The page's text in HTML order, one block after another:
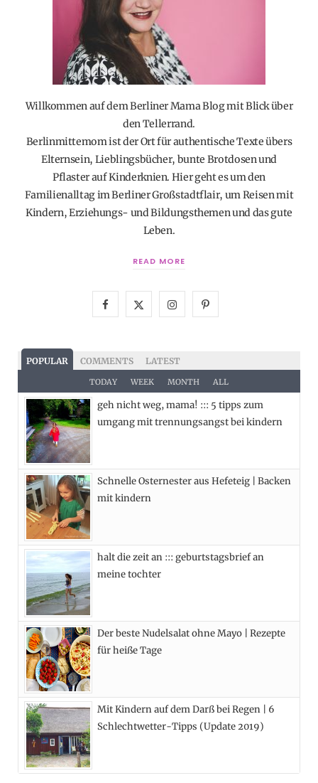
Willkommen auf dem Berliner Mama Blog mit Blick über
den Tellerrand.
Berlinmittemom ist der Ort für authentische Texte übers
Elternsein, Lieblingsbücher, bunte Brotdosen und
Pflaster auf Kinderknien. Hier geht es um den
Familienalltag im Berliner Großstadtflair, um Reisen mit
Kindern, Erziehungs- und Bildungsthemen und das gute
Leben.
READ MORE
c
e
b
k
T
w
i
e
I
s
t
a
a
P
e
s
POPULAR COMMENTS LATEST
TODAY WEEK MONTH ALL
geh nicht weg, mama! ::: 5 tipps zum
umgang mit trennungsangst bei kindern
Schnelle Osternester aus Hefeteig | Backen
mit kindern
halt die zeit an ::: geburtstagsbrief an
meine tochter
Der beste Nudelsalat ohne Mayo | Rezepte
für heiße Tage
Mit Kindern auf dem Darß bei Regen | 6
Schlechtwetter-Tipps (Update 2019)